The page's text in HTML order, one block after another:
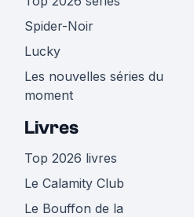
Spider-Noir
Lucky
Les nouvelles séries du
moment
Livres
Top 2026 livres
Le Calamity Club
Le Bouffon de la